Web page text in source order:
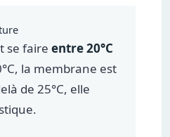
se faire entre 20°C
la membrane est
de 25°C, elle